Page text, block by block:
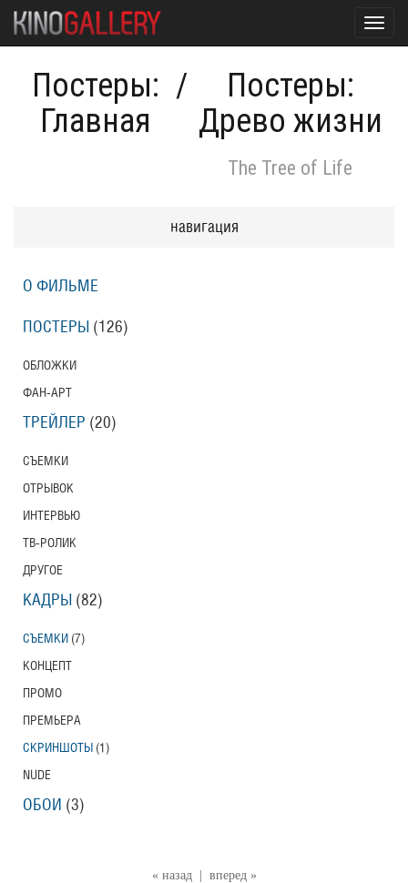
Постеры:
Главная
/
Постеры:
Древо жизни
The Tree of Life
« назад
вперед »
навигация
О ФИЛЬМЕ
ПОСТЕРЫ (126)
ОБЛОЖКИ
ФАН-АРТ
ТРЕЙЛЕР (20)
СЪЕМКИ
ОТРЫВОК
ИНТЕРВЬЮ
ТВ-РОЛИК
ДРУГОЕ
КАДРЫ (82)
СЪЕМКИ (7)
КОНЦЕПТ
ПРОМО
ПРЕМЬЕРА
СКРИНШОТЫ (1)
NUDE
ОБОИ (3)